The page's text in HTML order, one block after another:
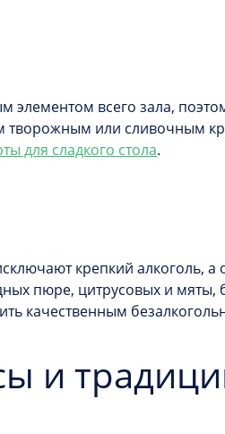
элементом всего зала,
творожным или
для сладкого стола.
крепкий
пюре, цитрусовых и
качественным
и